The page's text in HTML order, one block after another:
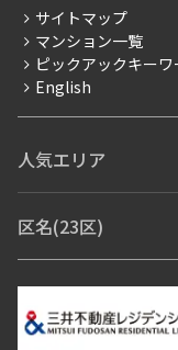
賃料改定
フリーレント
ペット可
ブランドマンション
サイトマップ
マンション一覧
ピックアックキーワ
English
人気エリア
青山・表参道・原宿
市ヶ谷
芝浦・汐留・品川
月
区名(23区)
豊島区
杉並区 板橋